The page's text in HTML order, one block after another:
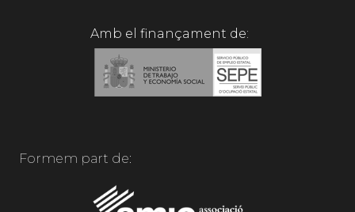
Amb el finançament de:
Formem part de: